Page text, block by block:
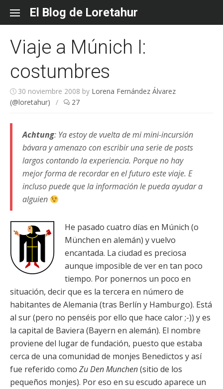
content
El Blog de Loretahur
Viaje a Múnich I:
costumbres
30 noviembre 2008 by Lorena Fernández Álvarez
(@loretahur)
/ 27
Achtung: Ya estoy de vuelta de mi mini-incursión
bávara y amenazo con escribir una serie de posts
largos contando la experiencia. Porque no hay
mejor forma de recordar en el futuro este viaje. E
incluso puede que la información le pueda ayudar a
alguien
He pasado cuatro días en Múnich (o
München en alemán) y vuelvo
encantada. La ciudad es preciosa
aunque imposible de ver en tan poco
tiempo. Por ponernos un poco en
situación, decir que es la tercera en número de
habitantes de Alemania (tras Berlín y Hamburgo). Está
al sur (pero no penséis por ello que hace calor ;-)) y es
la capital de Baviera (Bayern en alemán). El nombre
proviene del lugar de fundación, puesto que estaba
cerca de una comunidad de monjes Benedictos y así
fue referido como Zu Den Munchen(sitio de los
pequeños monjes). Por eso en su escudo aparece un